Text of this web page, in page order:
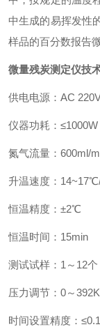
中生成的易挥发性
样品的百分数报告
微量残炭测定仪技
供电电源：AC 220V
仪器功耗：≤1000W
氮气流量：600ml/
升温速度：
恒温精度：±2℃
恒温时间：15min
测试试样：1～12个
压力调节：0～
时间设置精度：